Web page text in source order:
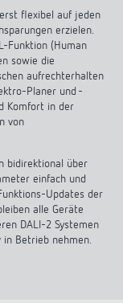
flexibel auf jeden
erzielen.
Funktion (Human
sowie die
aufrechterhalten
Planer und -
Komfort in der
von
bidirektional über
einfach und
Updates der
alle Geräte
DALI-2 Systemen
Betrieb nehmen.